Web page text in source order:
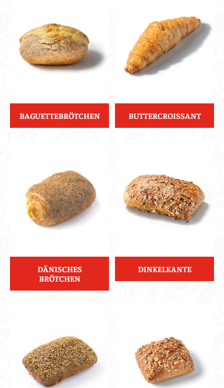
BAGUETTEBRÖTCHEN BUTTERCROISSANT
DÄNISCHES
BRÖTCHEN
DINKELKANTE